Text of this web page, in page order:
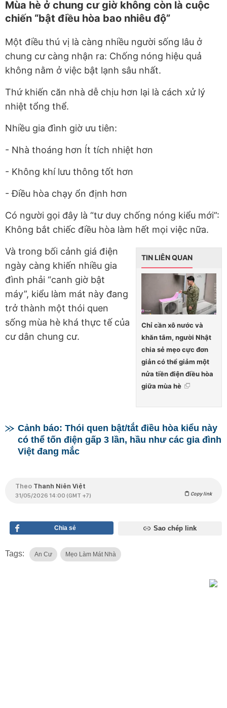
Mùa hè ở chung cư giờ không còn là cuộc
chiến “bật điều hòa bao nhiêu độ”
Một điều thú vị là càng nhiều người sống lâu ở
chung cư càng nhận ra: Chống nóng hiệu quả
không nằm ở việc bật lạnh sâu nhất.
Thứ khiến căn nhà dễ chịu hơn lại là cách xử lý
nhiệt tổng thể.
Nhiều gia đình giờ ưu tiên:
- Nhà thoáng hơn Ít tích nhiệt hơn
- Không khí lưu thông tốt hơn
- Điều hòa chạy ổn định hơn
Có người gọi đây là “tư duy chống nóng kiểu mới”:
Không bắt chiếc điều hòa làm hết mọi việc nữa.
TIN LIÊN QUAN
Chỉ cần xô nước và
khăn tắm, người Nhật
chia sẻ mẹo cực đơn
giản có thể giảm một
nửa tiền điện điều hòa
giữa mùa hè
Và trong bối cảnh giá điện
ngày càng khiến nhiều gia
đình phải “canh giờ bật
máy”, kiểu làm mát này đang
trở thành một thói quen
sống mùa hè khá thực tế của
cư dân chung cư.
Cảnh báo: Thói quen bật/tắt điều hòa kiểu này
có thể tốn điện gấp 3 lần, hầu như các gia đình
Việt đang mắc
Theo Thanh Niên Việt
31/05/2026 14:00 (GMT +7) Copy link
Chia sẻ Sao chép link
Tags: An Cư Mẹo Làm Mát Nhà